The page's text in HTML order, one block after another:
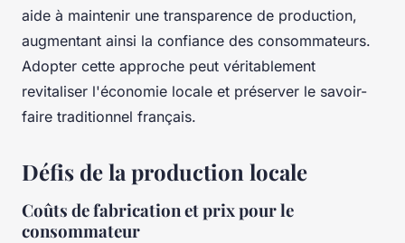
aide à maintenir une transparence de production,
augmentant ainsi la confiance des consommateurs.
Adopter cette approche peut véritablement
revitaliser l'économie locale et préserver le savoir-
faire traditionnel français.
Défis de la production locale
Coûts de fabrication et prix pour le
consommateur